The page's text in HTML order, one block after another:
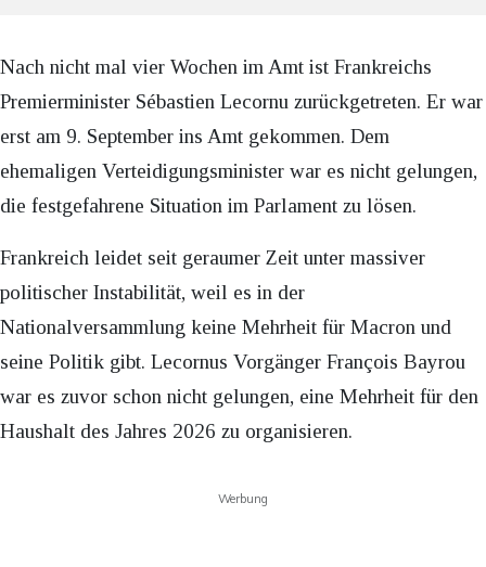
Nach nicht mal vier Wochen im Amt ist Frankreichs
Premierminister Sébastien Lecornu zurückgetreten. Er war
erst am 9. September ins Amt gekommen. Dem
ehemaligen Verteidigungsminister war es nicht gelungen,
die festgefahrene Situation im Parlament zu lösen.
Frankreich leidet seit geraumer Zeit unter massiver
politischer Instabilität, weil es in der
Nationalversammlung keine Mehrheit für Macron und
seine Politik gibt. Lecornus Vorgänger François Bayrou
war es zuvor schon nicht gelungen, eine Mehrheit für den
Haushalt des Jahres 2026 zu organisieren.
Werbung